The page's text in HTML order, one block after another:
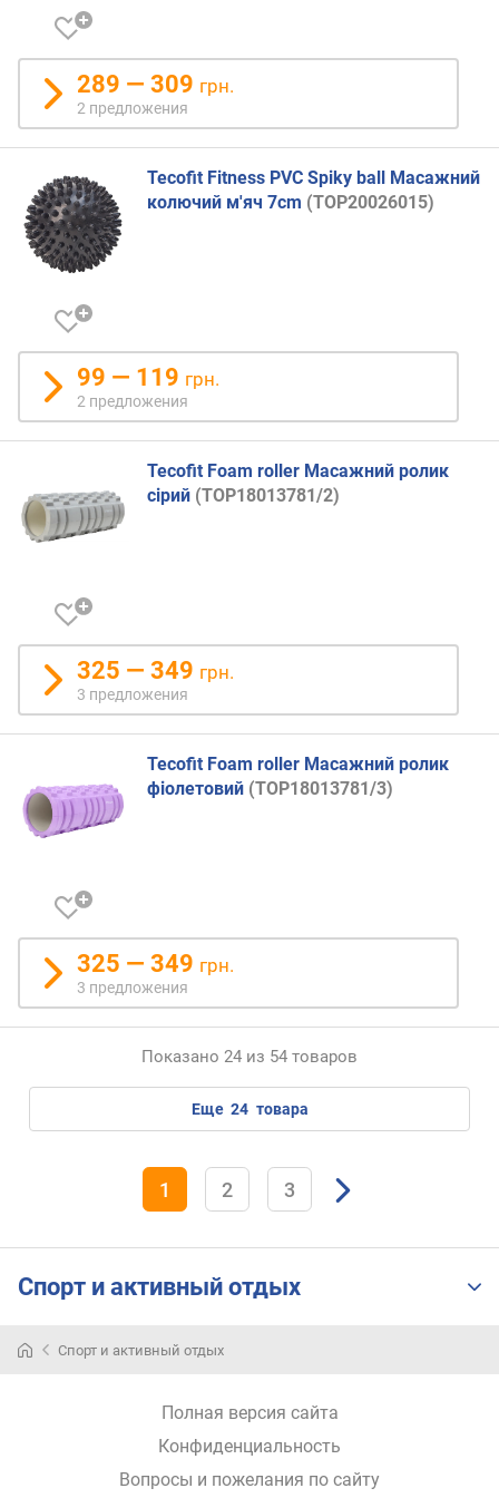
289 — 309 грн.
2 предложения
Tecofit Fitness PVC Spiky ball Масажний
колючий м'яч 7cm (TOP20026015)
99 — 119 грн.
2 предложения
Tecofit Foam roller Масажний ролик
сірий (TOP18013781/2)
325 — 349 грн.
3 предложения
Tecofit Foam roller Масажний ролик
фіолетовий (TOP18013781/3)
325 — 349 грн.
3 предложения
Показано 24 из 54 товаров
еще 24 товара
1 2 3
Спорт и активный отдых
Спорт и активный отдых
Полная версия сайта
Конфиденциальность
Вопросы и пожелания по сайту